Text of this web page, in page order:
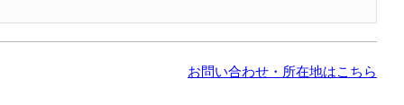
お問い合わせ・所在地はこちら